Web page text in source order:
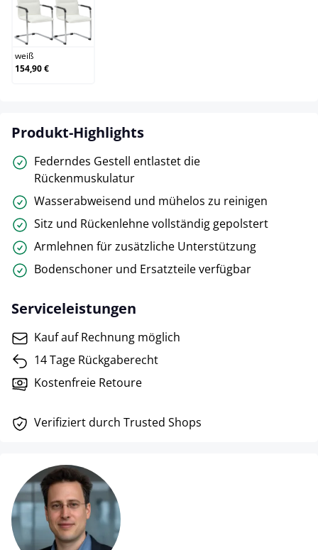
weiß
weiß
154,90 €
Produkt-Highlights
Federndes Gestell entlastet die
Rückenmuskulatur
Wasserabweisend und mühelos zu reinigen
Sitz und Rückenlehne vollständig gepolstert
Armlehnen für zusätzliche Unterstützung
Bodenschoner und Ersatzteile verfügbar
Serviceleistungen
Kauf auf Rechnung möglich
14 Tage Rückgaberecht
Kostenfreie Retoure
Verifiziert durch Trusted Shops